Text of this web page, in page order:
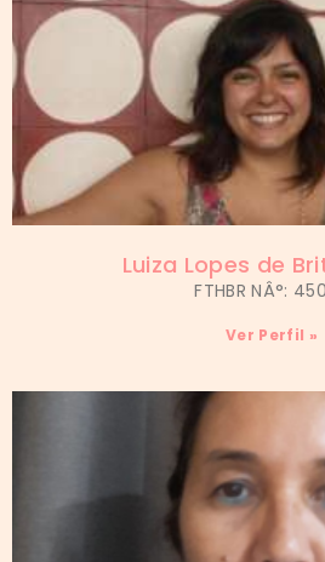
Luiza Lopes de
FTHBR NÂ°:
Ver Perfil »